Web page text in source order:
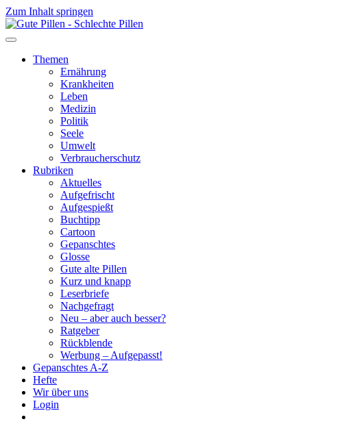
Zum Inhalt springen
Themen
Ernährung
Krankheiten
Leben
Medizin
Politik
Seele
Umwelt
Verbraucherschutz
Rubriken
Aktuelles
Aufgefrischt
Aufgespießt
Buchtipp
Cartoon
Gepanschtes
Glosse
Gute alte Pillen
Kurz und knapp
Leserbriefe
Nachgefragt
Neu – aber auch besser?
Ratgeber
Rückblende
Werbung – Aufgepasst!
Gepanschtes A-Z
Hefte
Wir über uns
Login